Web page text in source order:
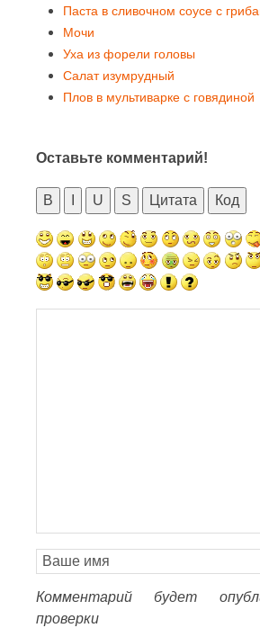
Паста в сливочном соусе с
Мочи
Уха из форели головы
Салат изумрудный
Плов в мультиварке с говядиной
Оставьте комментарий!
B U S Цитата Код
Комментарий будет
проверки